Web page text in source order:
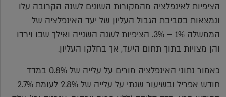
הציפיות לאינפלציה מהמקורות השונים לשנה הקרובה עלו
ונמצאות בסביבת הגבול העליון של יעד האינפלציה של
הממשלה 1% – 3%. הציפיות לשנה השנייה ואילך שבו וירדו
והן מצויות בתוך תחום היעד, אך בחלקו העליון.
כאמור נתוני האינפלציה מורים על עלייה של 0.8% במדד
חודש אפריל ובשיעור שנתי על עלייה של 2.8% לעומת 2.7%